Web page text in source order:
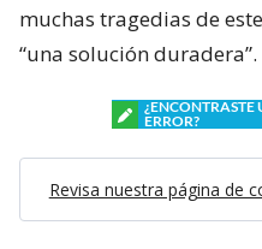
muchas tragedias de
“una solución duradera”.
¿ENCONTRASTE
ERROR?
Revisa nuestra página de